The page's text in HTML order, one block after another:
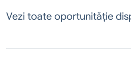
Vezi toate oportunităție